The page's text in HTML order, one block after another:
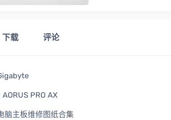
下载 评论
PRO AX
脑主板维修图纸合集